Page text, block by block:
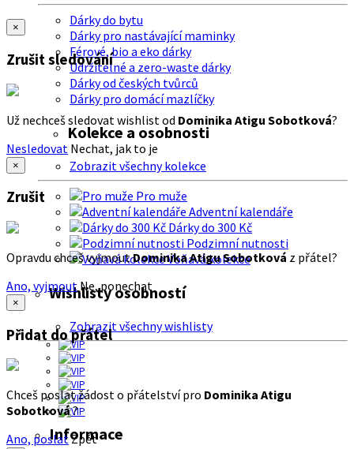
Dárky do bytu
Dárky pro nastávající maminky
Férové, bio a eko dárky
Udržitelné a zero-waste dárky
Dárky od českých tvůrců
Dárky pro domácí mazlíčky
Kolekce a osobnosti
Zobrazit všechny kolekce
Pro muže
Adventní kalendáře
Dárky do 300 Kč
Podzimní nutnosti
Voňavá kolekce
Wishlisty osobností
Zobrazit všechny wishlisty
Informace
×
Zrušit sledování
Už nechceš sledovat wishlist od Dominika Atigu Sobotková?
Nesledovat Nechat, jak to je
×
Zrušit
Opravdu chceš vyjmoutDominika Atigu Sobotková z přátel?
Ano, vyjmout Ne, ponechat
×
Přidat do přátel
Chceš poslat žádost o přátelství pro Dominika Atigu
Sobotková?
Ano, poslatZpět